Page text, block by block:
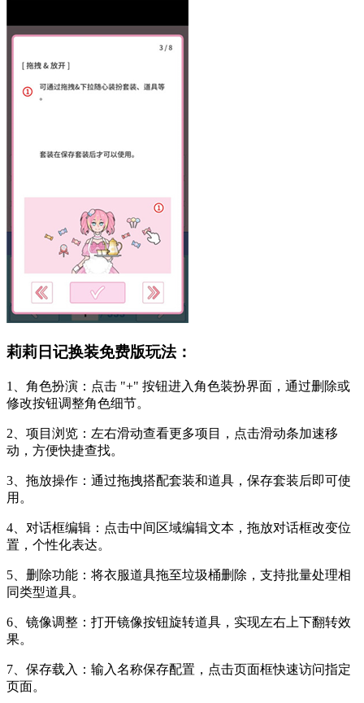
莉莉日记换装免费版玩法：
1、角色扮演：点击 "+" 按钮进入角色装扮界面，通过删除或
修改按钮调整角色细节。
2、项目浏览：左右滑动查看更多项目，点击滑动条加速移
动，方便快捷查找。
3、拖放操作：通过拖拽搭配套装和道具，保存套装后即可使
用。
4、对话框编辑：点击中间区域编辑文本，拖放对话框改变位
置，个性化表达。
5、删除功能：将衣服道具拖至垃圾桶删除，支持批量处理相
同类型道具。
6、镜像调整：打开镜像按钮旋转道具，实现左右上下翻转效
果。
7、保存载入：输入名称保存配置，点击页面框快速访问指定
页面。